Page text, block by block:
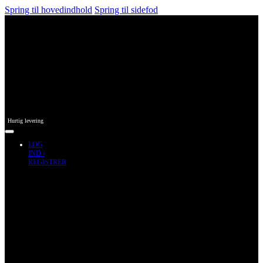
Spring til hovedindhold Spring til sidefod
Hurtig levering
LOG
IND /
REGISTRER